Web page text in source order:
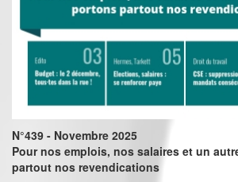
N°439 - Novembre 2025
Pour nos emplois, nos salaires et un
partout nos revendications